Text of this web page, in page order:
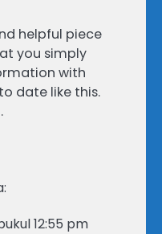
helpful piece
you simply
with
date like this.
12:55 pm